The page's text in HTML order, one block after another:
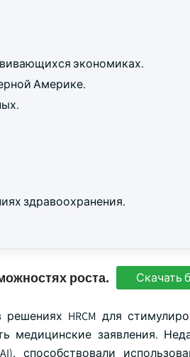
экономиках.
Америке.
здравоохранения.
роста. Скачать
HRCM для
медицинские заявления.
способствовали